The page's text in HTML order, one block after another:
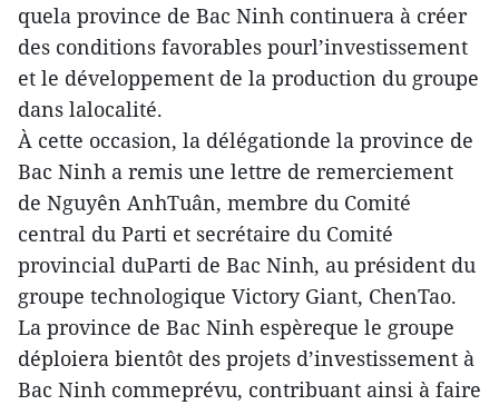
quela province de Bac Ninh continuera à créer
des conditions favorables pourl’investissement
et le développement de la production du groupe
dans lalocalité.
À cette occasion, la délégationde la province de
Bac Ninh a remis une lettre de remerciement
de Nguyên AnhTuân, membre du Comité
central du Parti et secrétaire du Comité
provincial duParti de Bac Ninh, au président du
groupe technologique Victory Giant, ChenTao.
La province de Bac Ninh espèreque le groupe
déploiera bientôt des projets d’investissement à
Bac Ninh commeprévu, contribuant ainsi à faire